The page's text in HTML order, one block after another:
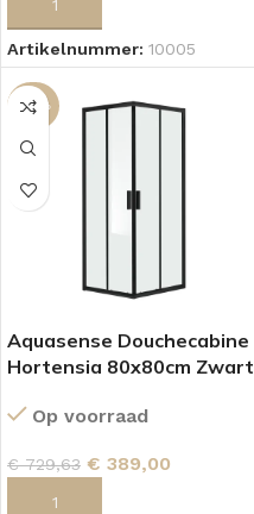
Artikelnummer: 10005
-47%
Aquasense Douchecabine
Hortensia 80x80cm Zwart
Op voorraad
€729,63 € 389,00